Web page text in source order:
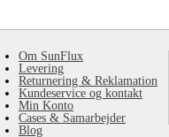
Om SunFlux
Levering
Returnering & Reklamation
Kundeservice og kontakt
Min Konto
Cases & Samarbejder
Blog